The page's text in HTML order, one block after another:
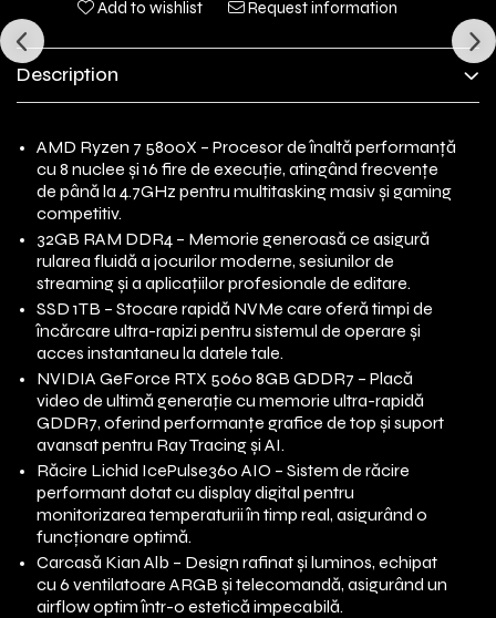
Add to wishlist Request information
Description
AMD Ryzen 7 5800X – Procesor de înaltă performanță
cu 8 nuclee și 16 fire de execuție, atingând frecvențe
de până la 4.7GHz pentru multitasking masiv și gaming
competitiv.
32GB RAM DDR4 – Memorie generoasă ce asigură
rularea fluidă a jocurilor moderne, sesiunilor de
streaming și a aplicațiilor profesionale de editare.
SSD 1TB – Stocare rapidă NVMe care oferă timpi de
încărcare ultra-rapizi pentru sistemul de operare și
acces instantaneu la datele tale.
NVIDIA GeForce RTX 5060 8GB GDDR7 – Placă
video de ultimă generație cu memorie ultra-rapidă
GDDR7, oferind performanțe grafice de top și suport
avansat pentru Ray Tracing și AI.
Răcire Lichid IcePulse360 AIO – Sistem de răcire
performant dotat cu display digital pentru
monitorizarea temperaturii în timp real, asigurând o
funcționare optimă.
Carcasă Kian Alb – Design rafinat și luminos, echipat
cu 6 ventilatoare ARGB și telecomandă, asigurând un
airflow optim într-o estetică impecabilă.